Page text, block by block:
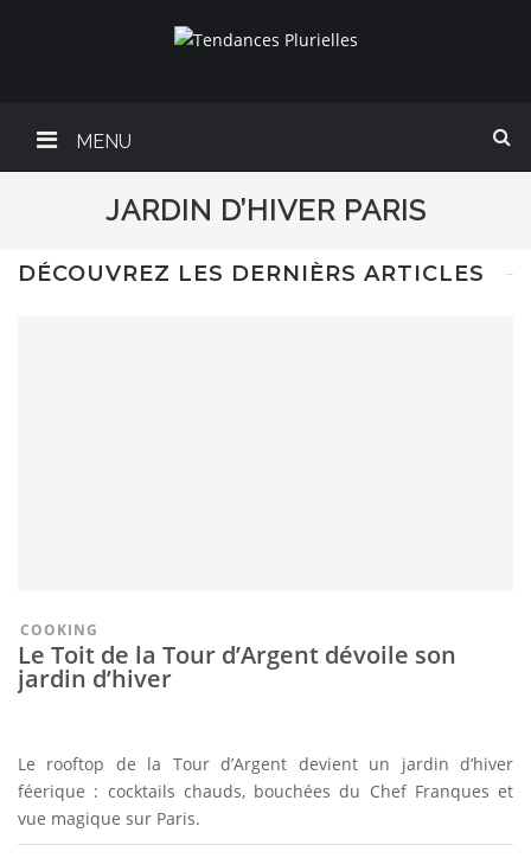
MENU
JARDIN D’HIVER PARIS
DÉCOUVREZ LES DERNIÈRS ARTICLES
COOKING
Le Toit de la Tour d’Argent dévoile son
jardin d’hiver
Le rooftop de la Tour d’Argent devient un jardin d’hiver
féerique : cocktails chauds, bouchées du Chef Franques et
vue magique sur Paris.